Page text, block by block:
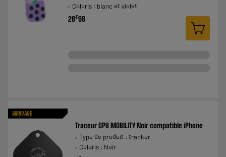
Coloris : blanc et violet
28€98
ARRIVAGE
Traceur GPS MOBILITY Noir compatible iPhone
Type de produit : tracker
Coloris : Noir